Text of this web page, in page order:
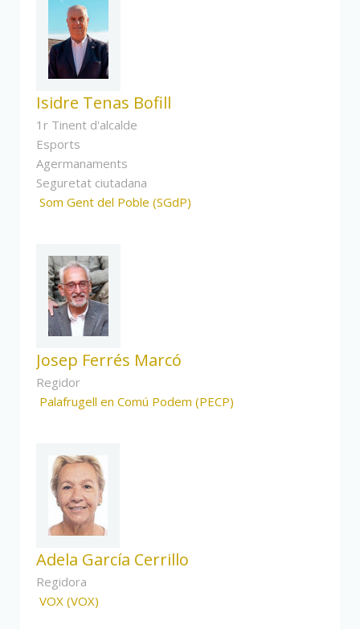
Isidre Tenas Bofill
1r Tinent d'alcalde
Esports
Agermanaments
Seguretat ciutadana
Som Gent del Poble (SGdP)
Josep Ferrés Marcó
Regidor
Palafrugell en Comú Podem (PECP)
Adela García Cerrillo
Regidora
VOX (VOX)